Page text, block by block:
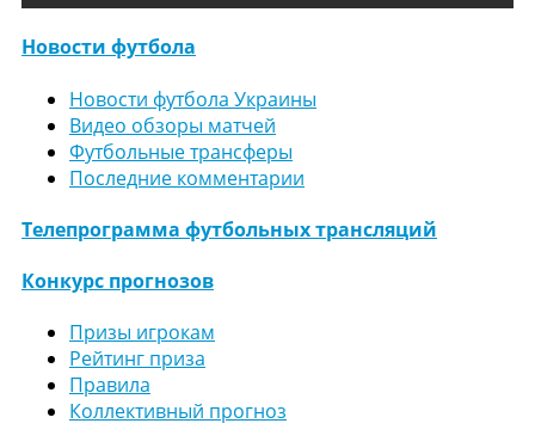
Новости футбола
Новости футбола Украины
Видео обзоры матчей
Футбольные трансферы
Последние комментарии
Телепрограмма футбольных трансляций
Конкурс прогнозов
Призы игрокам
Рейтинг приза
Правила
Коллективный прогноз